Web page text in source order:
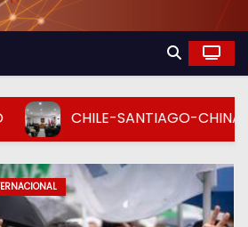
CHILE-SANTIAGO-CHINA-